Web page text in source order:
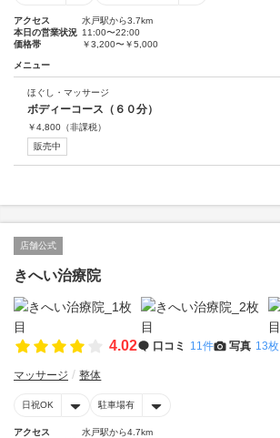
アクセス
水戸駅から3.7km
本日の営業状況 11:00〜22:00
価格帯
￥3,200〜￥5,000
メニュー
ほぐし・マッサージ
ボディーコース（６０分）
￥4,800 （非課税）
販売中
店舗公式
きへい治療院
4.02 口コミ 11件 写真 13枚
マッサージ 整体
日祝OK 駐車場有
アクセス
水戸駅から4.7km